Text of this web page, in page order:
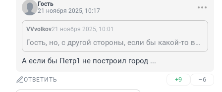
Гость
21 ноября 2025, 10:17
VVvolkov21 ноября 2025, 10:01
Гость, но, с другой стороны, если бы какой-то водитель не нарушил правила, припарковавшись на тротуаре, этого бы не произошло. Нисколько не оправдывая эвакуаторщика (и гаишника, который обязан был быть рядом), но вот как всё взаимосвязано...
А если бы Петр1 не построил город ...
ОТВЕТИТЬ +9 –6